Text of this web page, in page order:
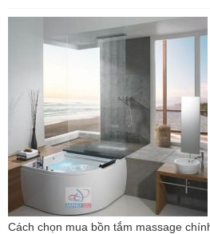
Cách chọn mua bồn tắm massage